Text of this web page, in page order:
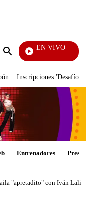
Enviar
EN VIVO
Pura
Inscripciones 'Desafío'
Entrenadores
"apretadito" con Iván